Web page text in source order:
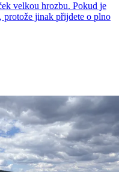
velkou hrozbu. Pokud je
protože jinak přijdete o plno